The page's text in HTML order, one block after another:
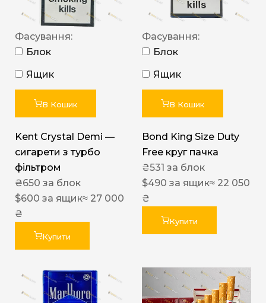
Фасування:
Блок
Ящик
В Кошик
Kent Crystal Demi —
сигарети з турбо
фільтром
₴650 за блок
$600 за ящик≈ 27 000
₴
Купити
Фасування:
Блок
Ящик
В Кошик
Bond King Size Duty
Free круг пачка
₴531 за блок
$490 за ящик≈ 22 050
₴
Купити